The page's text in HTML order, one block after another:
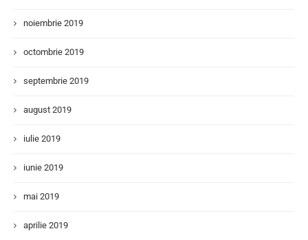
noiembrie 2019
octombrie 2019
septembrie 2019
august 2019
iulie 2019
iunie 2019
mai 2019
aprilie 2019